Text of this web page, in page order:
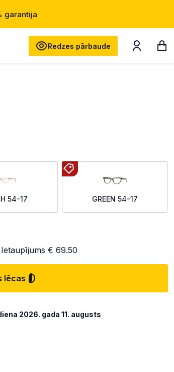
garantija
Redzes pārbaude
54-17 GREEN 54-17
Ietaupījums € 69.50
lēcas
2026. gada 11. augusts